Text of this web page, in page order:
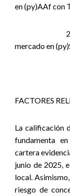
en (py)AAf con
mercado en
FACTORES
La calificación
fundamenta
cartera
junio de 2025,
local.
riesgo de